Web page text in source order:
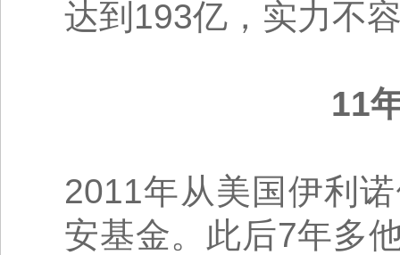
达到193亿，实力不
11
2011年从美国伊利
安基金。此后7年多